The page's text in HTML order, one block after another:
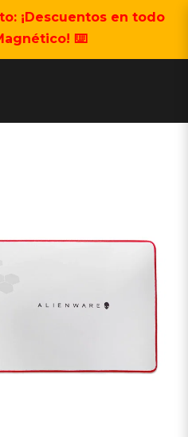
¡Descuentos en todo
⌨️